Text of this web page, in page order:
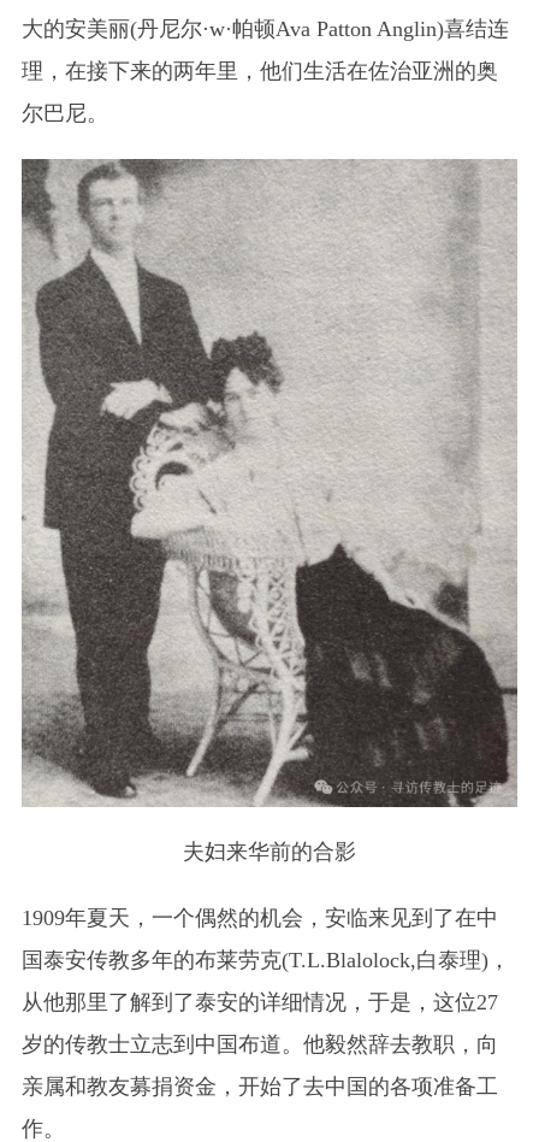
大的安美丽(丹尼尔·w·帕顿Ava Patton Anglin)喜结连
理，在接下来的两年里，他们生活在佐治亚洲的奥
尔巴尼。
夫妇来华前的合影
1909年夏天，一个偶然的机会，安临来见到了在中
国泰安传教多年的布莱劳克(T.L.Blalolock,白泰理)，
从他那里了解到了泰安的详细情况，于是，这位27
岁的传教士立志到中国布道。他毅然辞去教职，向
亲属和教友募捐资金，开始了去中国的各项准备工
作。